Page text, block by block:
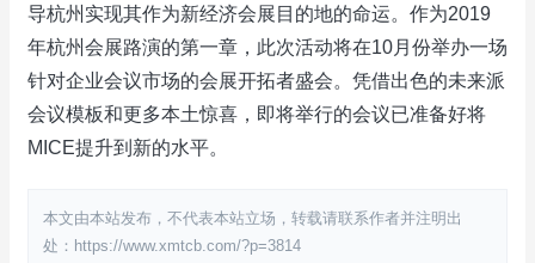
导杭州实现其作为新经济会展目的地的命运。作为2019
年杭州会展路演的第一章，此次活动将在10月份举办一场
针对企业会议市场的会展开拓者盛会。凭借出色的未来派
会议模板和更多本土惊喜，即将举行的会议已准备好将
MICE提升到新的水平。
本文由本站发布，不代表本站立场，转载请联系作者并注明出
处：https://www.xmtcb.com/?p=3814